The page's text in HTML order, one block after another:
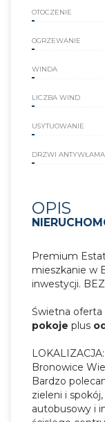
OTOCZENIE
OGRZEWANIE
WINDA
LICZBA WIND
USYTUOWANIE
DRZWI
OPIS
Premium
mieszkanie w
inwestycji.
Świetna oferta
pokoje plus
LOKALIZACJA:
Bronowice
Bardzo
zieleni i
autobusowy i